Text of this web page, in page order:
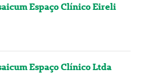
Espaço Clínico Eireli
Espaço Clínico Ltda